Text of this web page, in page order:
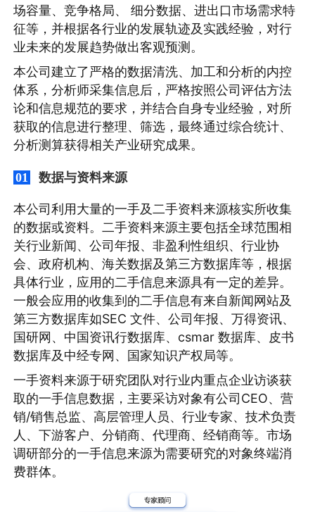
场容量、竞争格局、 细分数据、进出口市场需求特
征等，并根据各行业的发展轨迹及实践经验，对行
业未来的发展趋势做出客观预测。
本公司建立了严格的数据清洗、加工和分析的内控
体系，分析师采集信息后，严格按照公司评估方法
论和信息规范的要求，并结合自身专业经验，对所
获取的信息进行整理、筛选，最终通过综合统计、
分析测算获得相关产业研究成果。
01 数据与资料来源
本公司利用大量的一手及二手资料来源核实所收集
的数据或资料。二手资料来源主要包括全球范围相
关行业新闻、公司年报、非盈利性组织、行业协
会、政府机构、海关数据及第三方数据库等，根据
具体行业，应用的二手信息来源具有一定的差异。
一般会应用的收集到的二手信息有来自新闻网站及
第三方数据库如SEC 文件、公司年报、万得资讯、
国研网、中国资讯行数据库、csmar 数据库、皮书
数据库及中经专网、国家知识产权局等。
一手资料来源于研究团队对行业内重点企业访谈获
取的一手信息数据，主要采访对象有公司CEO、营
销/销售总监、高层管理人员、行业专家、技术负责
人、下游客户、分销商、代理商、经销商等。市场
调研部分的一手信息来源为需要研究的对象终端消
费群体。